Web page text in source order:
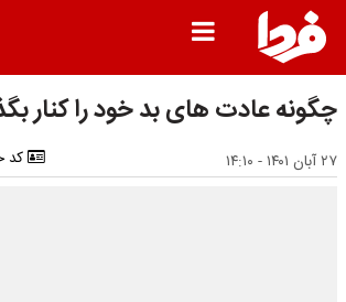
چگونه عادت های بد خود را کنار
۲۷ آبان ۱۴۰۱ - ۱۴:۱۰ کد خبر: